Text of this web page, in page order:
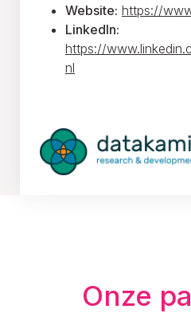
Website: https://
LinkedIn:
https://
nl
Onze